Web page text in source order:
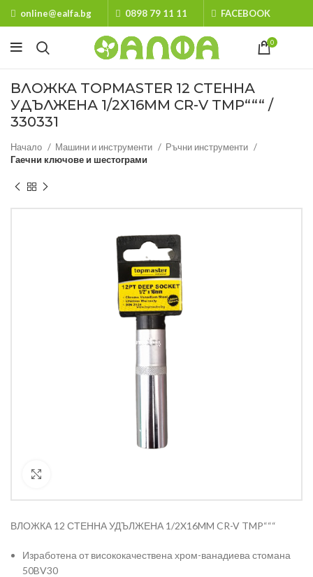
online@ealfa.bg 0898 79 11 11 FACEBOOK
0
ВЛОЖКА TOPMASTER 12 СТЕННА
УДЪЛЖЕНА 1/2X16MM CR-V TMP“““ /
330331
Начало Машини и инструменти
Ръчни инструменти
Гаечни ключове и шестограми
ВЛОЖКА 12 СТЕННА УДЪЛЖЕНА 1/2X16MM CR-V TMP“““
Изработена от висококачествена хром-ванадиева стомана
50BV30